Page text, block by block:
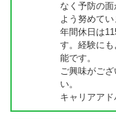
なく予防の
よう努めてい
年間休日は
す。経験に
能です。
ご興味がご
い。
キャリアア